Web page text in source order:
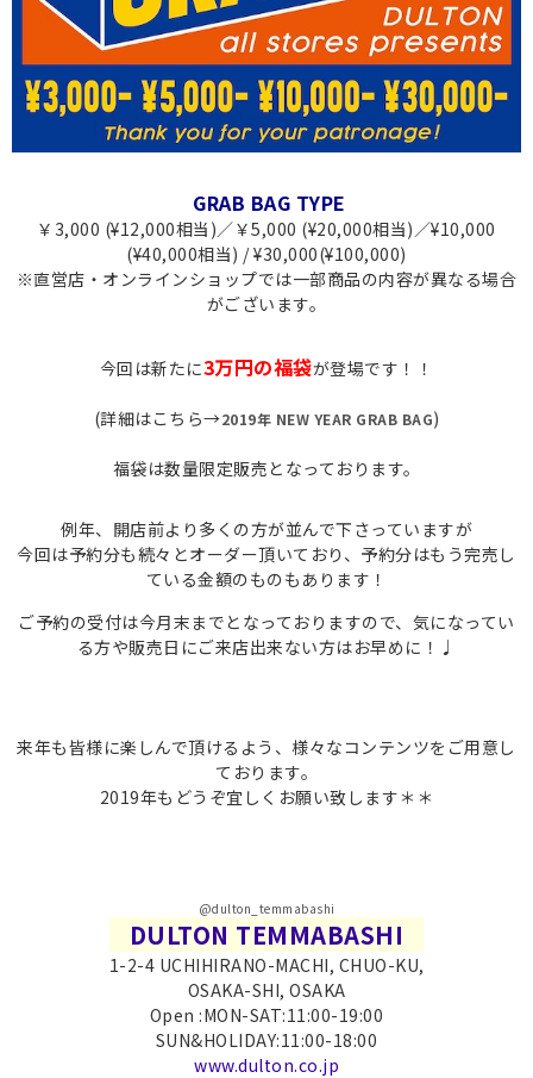
GRAB BAG TYPE
￥3,000 (¥12,000相当)／￥5,000 (¥20,000相当)／¥10,000
(¥40,000相当) / ¥30,000(¥100,000)
※直営店・オンラインショップでは一部商品の内容が異なる場合
がございます。
今回は新たに3万円の福袋が登場です！！
(詳細はこちら→2019年 NEW YEAR GRAB BAG)
福袋は数量限定販売となっております。
例年、開店前より多くの方が並んで下さっていますが
今回は予約分も続々とオーダー頂いており、予約分はもう完売し
ている金額のものもあります！
ご予約の受付は今月末までとなっておりますので、気になってい
る方や販売日にご来店出来ない方はお早めに！♩
来年も皆様に楽しんで頂けるよう、様々なコンテンツをご用意し
ております。
2019年もどうぞ宜しくお願い致します＊＊
@dulton_temmabashi
DULTON TEMMABASHI
1-2-4 UCHIHIRANO-MACHI, CHUO-KU,
OSAKA-SHI, OSAKA
Open :MON-SAT:11:00-19:00
SUN&HOLIDAY:11:00-18:00
www.dulton.co.jp